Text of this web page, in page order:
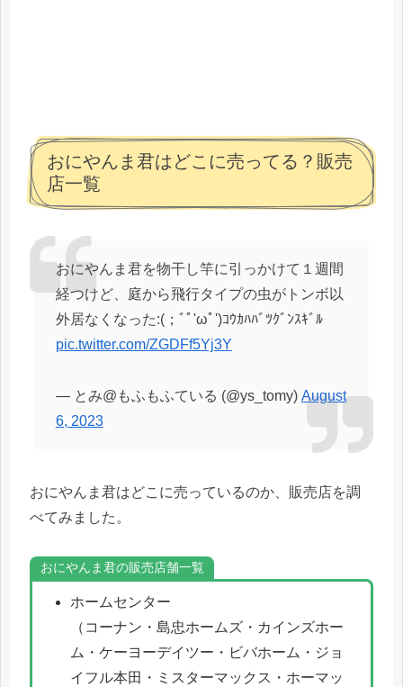
おにやんま君はどこに売ってる？販売
店一覧
おにやんま君を物干し竿に引っかけて１週間
経つけど、庭から飛行タイプの虫がトンボ以
外居なくなった:(；ﾞﾟ'ωﾟ')ｺｳｶﾊﾊﾞﾂｸﾞﾝｽｷﾞﾙ
pic.twitter.com/ZGDFf5Yj3Y
— とみ@もふもふている (@ys_tomy) August
6, 2023
おにやんま君はどこに売っているのか、販売店を調
べてみました。
おにやんま君の販売店舗一覧
ホームセンター
（コーナン・島忠ホームズ・カインズホー
ム・ケーヨーデイツー・ビバホーム・ジョ
イフル本田・ミスターマックス・ホーマッ